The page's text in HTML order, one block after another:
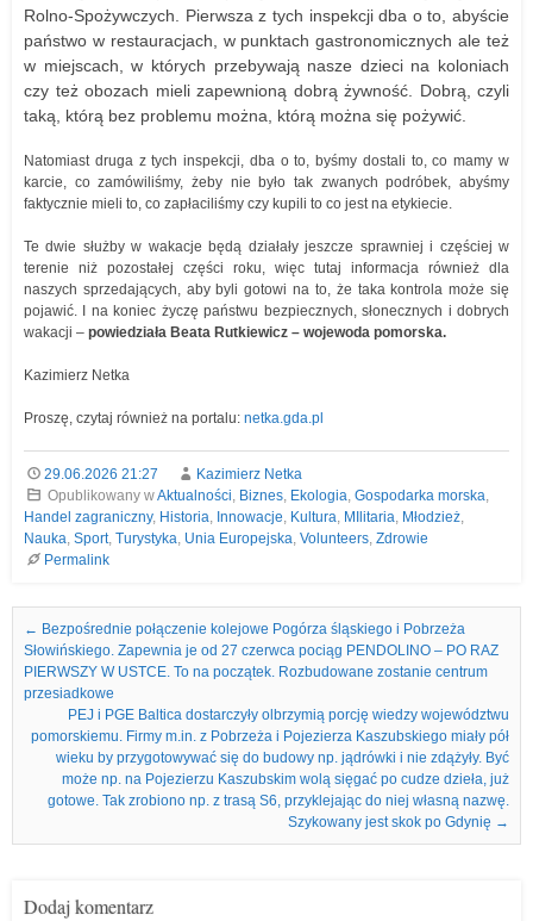
Rolno-Spożywczych. Pierwsza z tych inspekcji dba o to, abyście
państwo w restauracjach, w punktach gastronomicznych ale też
w miejscach, w których przebywają nasze dzieci na koloniach
czy też obozach mieli zapewnioną dobrą żywność. Dobrą, czyli
taką, którą bez problemu można, którą można się pożywić.
Natomiast druga z tych inspekcji, dba o to, byśmy dostali to, co mamy w
karcie, co zamówiliśmy, żeby nie było tak zwanych podróbek, abyśmy
faktycznie mieli to, co zapłaciliśmy czy kupili to co jest na etykiecie.
Te dwie służby w wakacje będą działały jeszcze sprawniej i częściej w
terenie niż pozostałej części roku, więc tutaj informacja również dla
naszych sprzedających, aby byli gotowi na to, że taka kontrola może się
pojawić. I na koniec życzę państwu bezpiecznych, słonecznych i dobrych
wakacji – powiedziała Beata Rutkiewicz – wojewoda pomorska.
Kazimierz Netka
Proszę, czytaj również na portalu: netka.gda.pl
29.06.2026 21:27
Kazimierz Netka
Opublikowany wAktualności, Biznes, Ekologia, Gospodarka morska,
Handel zagraniczny, Historia, Innowacje, Kultura, MIlitaria, Młodzież,
Nauka, Sport, Turystyka, Unia Europejska, Volunteers, Zdrowie
Permalink
Nawigacja we wpisach
← Bezpośrednie połączenie kolejowe Pogórza śląskiego i Pobrzeża
Słowińskiego. Zapewnia je od 27 czerwca pociąg PENDOLINO – PO RAZ
PIERWSZY W USTCE. To na początek. Rozbudowane zostanie centrum
przesiadkowe
PEJ i PGE Baltica dostarczyły olbrzymią porcję wiedzy województwu
pomorskiemu. Firmy m.in. z Pobrzeża i Pojezierza Kaszubskiego miały pół
wieku by przygotowywać się do budowy np. jądrówki i nie zdążyły. Być
może np. na Pojezierzu Kaszubskim wolą sięgać po cudze dzieła, już
gotowe. Tak zrobiono np. z trasą S6, przyklejając do niej własną nazwę.
Szykowany jest skok po Gdynię →
Dodaj komentarz